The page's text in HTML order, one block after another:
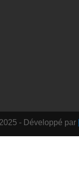
- Développé par